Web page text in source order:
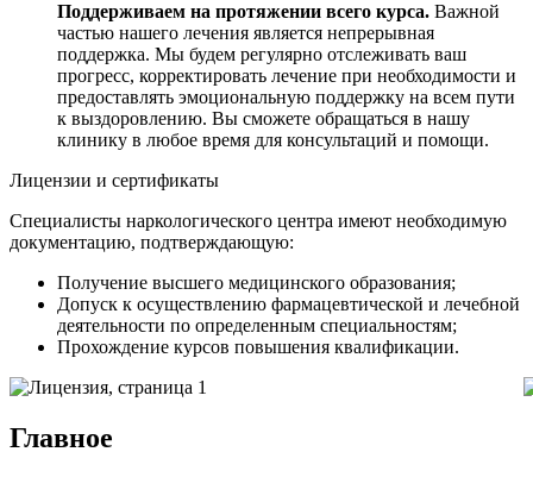
Поддерживаем на протяжении всего курса. Важной
частью нашего лечения является непрерывная
поддержка. Мы будем регулярно отслеживать ваш
прогресс, корректировать лечение при необходимости и
предоставлять эмоциональную поддержку на всем пути
к выздоровлению. Вы сможете обращаться в нашу
клинику в любое время для консультаций и помощи.
Лицензии и сертификаты
Специалисты наркологического центра имеют необходимую
документацию, подтверждающую:
Получение высшего медицинского образования;
Допуск к осуществлению фармацевтической и лечебной
деятельности по определенным специальностям;
Прохождение курсов повышения квалификации.
Главное